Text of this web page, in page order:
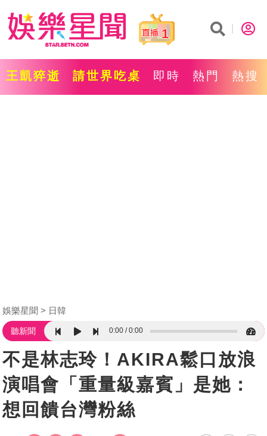
1
王凱猝逝 請世界吃桌 即時 熱門 熱搜
娛樂星聞 日韓
聽新聞 0:00 0:00
不是林志玲！AKIRA鬆口放浪
演唱會「重量級嘉賓」是她：
想回饋台灣粉絲